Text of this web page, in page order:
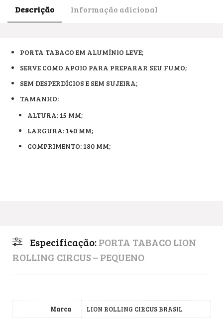
Descrição Informação adicional
PORTA TABACO EM ALUMÍNIO LEVE;
SERVE COMO APOIO PARA PREPARAR SEU FUMO;
SEM DESPERDÍCIOS E SEM SUJEIRA;
TAMANHO:
ALTURA: 15 MM;
LARGURA: 140 MM;
COMPRIMENTO: 180 MM;
Especificação:PORTA TABACO LION
ROLLING CIRCUS – PEQUENO
Marca LION ROLLING CIRCUS BRASIL